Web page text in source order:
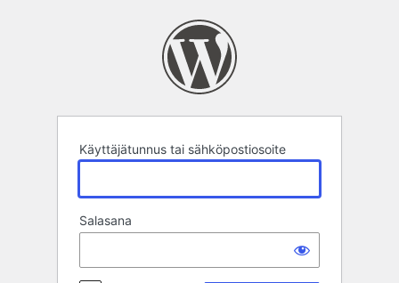
Käyttäjätunnus tai sähköpostiosoite
Salasana